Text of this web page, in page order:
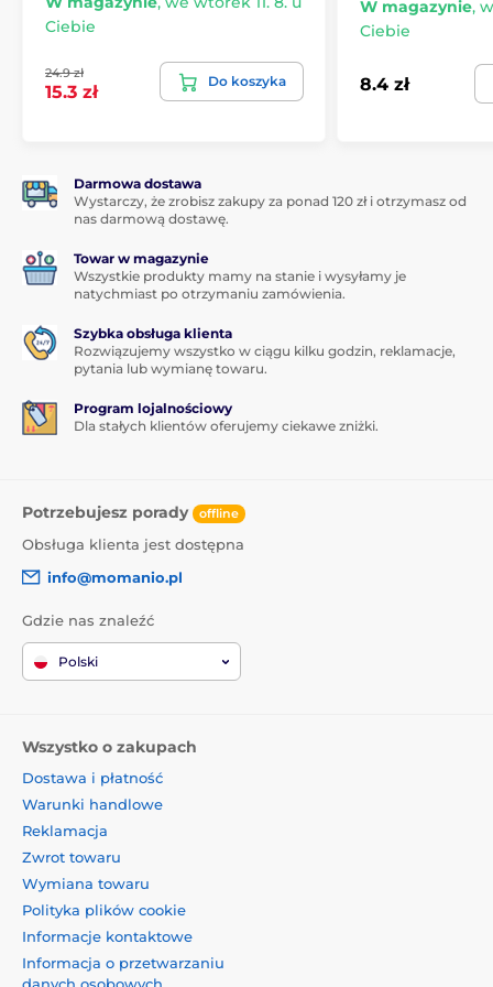
20L jest jegobardzo łatwa aplikacja
. Dzięki
zestawowi aplikacyjnemu
przymocowanie szkła
naprawdę proste.
Idealna przyczepność
pokryta klejem adhezyjnym, co gwarantuje
idealną przyczepność na całej powierzchni szkła
hartowanego. Nie ma więc ryzyka odklejania się
krawędzi lub ich odstawania.
Zawartość opakowania:
1x ochronne szkło hartowane
1x sucha ściereczka
Ciebie
24.9 zł
15.3 zł
Do koszyka
W magazynie,
Ciebie
8.4 zł
Darmowa dostawa
Wystarczy, że zrobisz zakupy za ponad 120 zł i otrzymasz od
nas darmową dostawę.
Towar w magazynie
Wszystkie produkty mamy na stanie i wysyłamy je
natychmiast po otrzymaniu zamówienia.
Szybka obsługa klienta
Rozwiązujemy wszystko w ciągu kilku godzin, reklamacje,
pytania lub wymianę towaru.
Program lojalnościowy
Dla stałych klientów oferujemy ciekawe zniżki.
Potrzebujesz porady offline
Obsługa klienta jest dostępna
info@momanio.pl
Gdzie nas znaleźć
Polski
Wszystko o zakupach
Dostawa i płatność
Warunki handlowe
Reklamacja
Zwrot towaru
Wymiana towaru
Polityka plików cookie
Informacje kontaktowe
Informacja o przetwarzaniu